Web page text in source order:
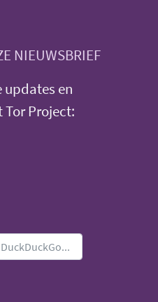
NIEUWSBRIEF
updates en
Project: